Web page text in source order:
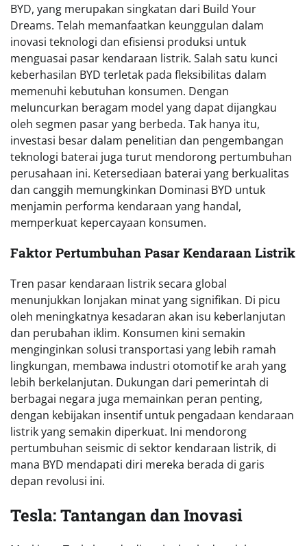
BYD, yang merupakan singkatan dari Build Your
Dreams. Telah memanfaatkan keunggulan dalam
inovasi teknologi dan efisiensi produksi untuk
menguasai pasar kendaraan listrik. Salah satu kunci
keberhasilan BYD terletak pada fleksibilitas dalam
memenuhi kebutuhan konsumen. Dengan
meluncurkan beragam model yang dapat dijangkau
oleh segmen pasar yang berbeda. Tak hanya itu,
investasi besar dalam penelitian dan pengembangan
teknologi baterai juga turut mendorong pertumbuhan
perusahaan ini. Ketersediaan baterai yang berkualitas
dan canggih memungkinkan Dominasi BYD untuk
menjamin performa kendaraan yang handal,
memperkuat kepercayaan konsumen.
Faktor Pertumbuhan Pasar Kendaraan Listrik
Tren pasar kendaraan listrik secara global
menunjukkan lonjakan minat yang signifikan. Di picu
oleh meningkatnya kesadaran akan isu keberlanjutan
dan perubahan iklim. Konsumen kini semakin
menginginkan solusi transportasi yang lebih ramah
lingkungan, membawa industri otomotif ke arah yang
lebih berkelanjutan. Dukungan dari pemerintah di
berbagai negara juga memainkan peran penting,
dengan kebijakan insentif untuk pengadaan kendaraan
listrik yang semakin diperkuat. Ini mendorong
pertumbuhan seismic di sektor kendaraan listrik, di
mana BYD mendapati diri mereka berada di garis
depan revolusi ini.
Tesla: Tantangan dan Inovasi